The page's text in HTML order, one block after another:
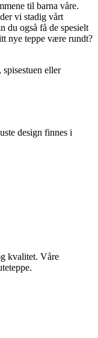
til barna våre.
vi stadig vårt
du også få de spesielt
nye teppe være rundt?
eller
design finnes i
kvalitet. Våre